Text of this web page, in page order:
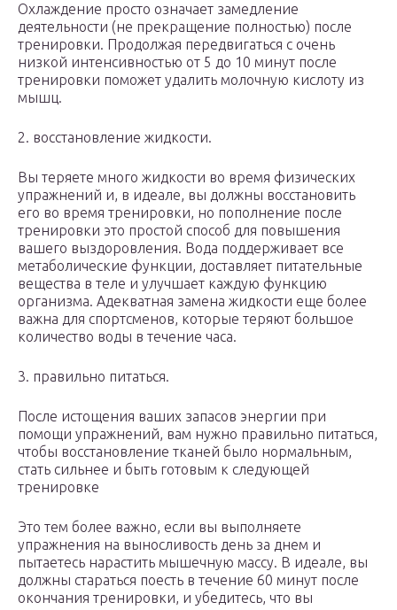
Охлаждение просто означает замедление
деятельности (не прекращение полностью) после
тренировки. Продолжая передвигаться с очень
низкой интенсивностью от 5 до 10 минут после
тренировки поможет удалить молочную кислоту из
мышц.
2. восстановление жидкости.
Вы теряете много жидкости во время физических
упражнений и, в идеале, вы должны восстановить
его во время тренировки, но пополнение после
тренировки это простой способ для повышения
вашего выздоровления. Вода поддерживает все
метаболические функции, доставляет питательные
вещества в теле и улучшает каждую функцию
организма. Адекватная замена жидкости еще более
важна для спортсменов, которые теряют большое
количество воды в течение часа.
3. правильно питаться.
После истощения ваших запасов энергии при
помощи упражнений, вам нужно правильно питаться,
чтобы восстановление тканей было нормальным,
стать сильнее и быть готовым к следующей
тренировке
Это тем более важно, если вы выполняете
упражнения на выносливость день за днем и
пытаетесь нарастить мышечную массу. В идеале, вы
должны стараться поесть в течение 60 минут после
окончания тренировки, и убедитесь, что вы